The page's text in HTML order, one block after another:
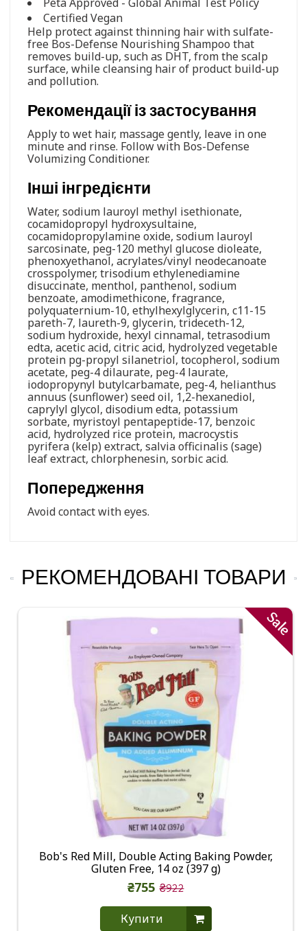
Certified Vegan
Help protect against thinning hair with sulfate-
free Bos-Defense Nourishing Shampoo that
removes build-up, such as DHT, from the scalp
surface, while cleansing hair of product build-up
and pollution.
Рекомендації із застосування
Apply to wet hair, massage gently, leave in one
minute and rinse. Follow with Bos-Defense
Volumizing Conditioner.
Інші інгредієнти
Water, sodium lauroyl methyl isethionate,
cocamidopropyl hydroxysultaine,
cocamidopropylamine oxide, sodium lauroyl
sarcosinate, peg-120 methyl glucose dioleate,
phenoxyethanol, acrylates/vinyl neodecanoate
crosspolymer, trisodium ethylenediamine
disuccinate, menthol, panthenol, sodium
benzoate, amodimethicone, fragrance,
polyquaternium-10, ethylhexylglycerin, c11-15
pareth-7, laureth-9, glycerin, trideceth-12,
sodium hydroxide, hexyl cinnamal, tetrasodium
edta, acetic acid, citric acid, hydrolyzed vegetable
protein pg-propyl silanetriol, tocopherol, sodium
acetate, peg-4 dilaurate, peg-4 laurate,
iodopropynyl butylcarbamate, peg-4, helianthus
annuus (sunflower) seed oil, 1,2-hexanediol,
caprylyl glycol, disodium edta, potassium
sorbate, myristoyl pentapeptide-17, benzoic
acid, hydrolyzed rice protein, macrocystis
pyrifera (kelp) extract, salvia officinalis (sage)
leaf extract, chlorphenesin, sorbic acid.
Попередження
Avoid contact with eyes.
РЕКОМЕНДОВАНІ ТОВАРИ
Sale
Bob's Red Mill, Double Acting Baking Powder,
Gluten Free, 14 oz (397 g)
₴755 ₴922
Купити